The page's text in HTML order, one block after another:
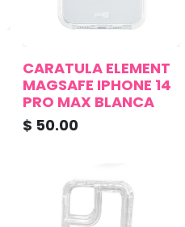
CARATULA ELEMENT
MAGSAFE IPHONE 14
PRO MAX BLANCA
$ 50.00